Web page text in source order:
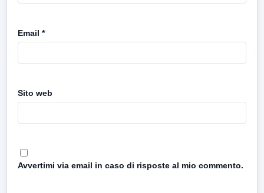
Email *
Sito web
Avvertimi via email in caso di risposte al mio commento.